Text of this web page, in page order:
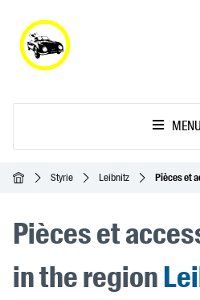
MENU
AccueilStyrie Leibnitz Pièces et
Pièces et
in the region